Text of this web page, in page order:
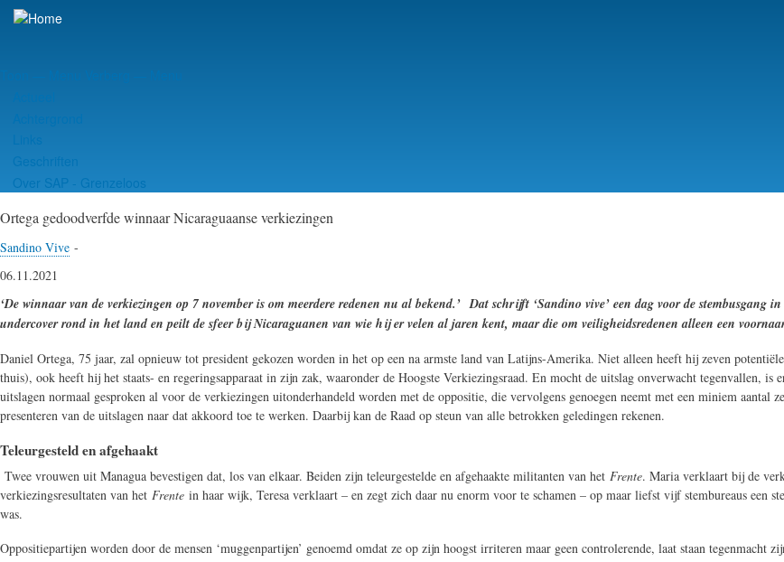
Overslaan
Geschriften
Over SAP - Grenzeloos
Ortega gedoodverfde winnaar Nicaraguaanse verkiezingen
Sandino Vive -
06.11.2021
‘De winnaar van de verkiezingen op 7 november is om meerdere redenen nu al bekend.’Dat schrijft ‘Sandino vive’ een dag voor de
undercover rond in het land en peilt de sfeer bij Nicaraguanen van wie hij er velen al jaren kent, maar die om veiligheidsredenen alleen een
Daniel Ortega, 75 jaar, zal opnieuw tot president gekozen worden in het op een na armste land van Latijns-Amerika. Niet alleen heeft hij zeven
thuis), ook heeft hij het staats- en regeringsapparaat in zijn zak, waaronder de Hoogste Verkiezingsraad. En mocht de uitslag onverwacht tegenvallen,
uitslagen normaal gesproken al voor de verkiezingen uitonderhandeld worden met de oppositie, die vervolgens genoegen neemt met een miniem aantal
presenteren van de uitslagen naar dat akkoord toe te werken. Daarbij kan de Raad op steun van alle betrokken geledingen rekenen.
Teleurgesteld en afgehaakt
Twee vrouwen uit Managua bevestigen dat, los van elkaar. Beiden zijn teleurgestelde en afgehaakte militanten van het Frente. Maria verklaart bij de
verkiezingsresultaten van het Frente in haar wijk, Teresa verklaart – en zegt zich daar nu enorm voor te schamen – op maar liefst vijf stembureaus een
was.
Oppositiepartijen worden door de mensen ‘muggenpartijen’ genoemd omdat ze op zijn hoogst irriteren maar geen controlerende, laat staan tegenmacht